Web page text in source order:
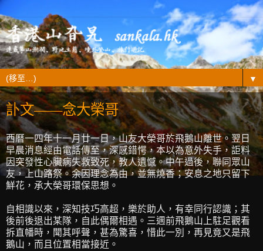
▼
訃文——念大榮哥
西曆一四年十一月廿一日，山友大榮哥於飛鵝山離世。翌日
早晨消息經由電話傳至，深感錯愕，本以為意外失手，詎料
因突發性心臟病失救致死，教人遺憾。中午過後，聯同眾山
友，上山路祭。余因理念為由，並無燒香；安息之地只留下
鮮花，承大榮哥環保思想。
自相識以來，深知技巧高超，樂於助人，有幸同行認識；其
後前後退出某隊，自此偶爾相遇。三週前飛鵝山上駐足觀看
拆直幡時，聞其呼聲，甚為驚喜，惜此一別，再見竟又是飛
鵝山，而且位置相當接近。